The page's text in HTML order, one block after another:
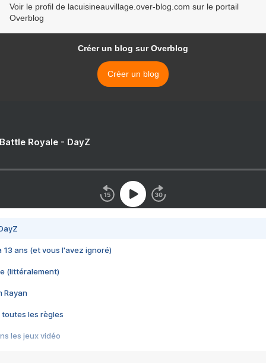
Voir le profil de lacuisineauvillage.over-blog.com sur le portail
Overblog
Créer un blog sur Overblog
Créer un blog
Royale - DayZ
13 ans (et vous l'avez ignoré)
(littéralement)
Rayan
toutes les règles
les jeux vidéo